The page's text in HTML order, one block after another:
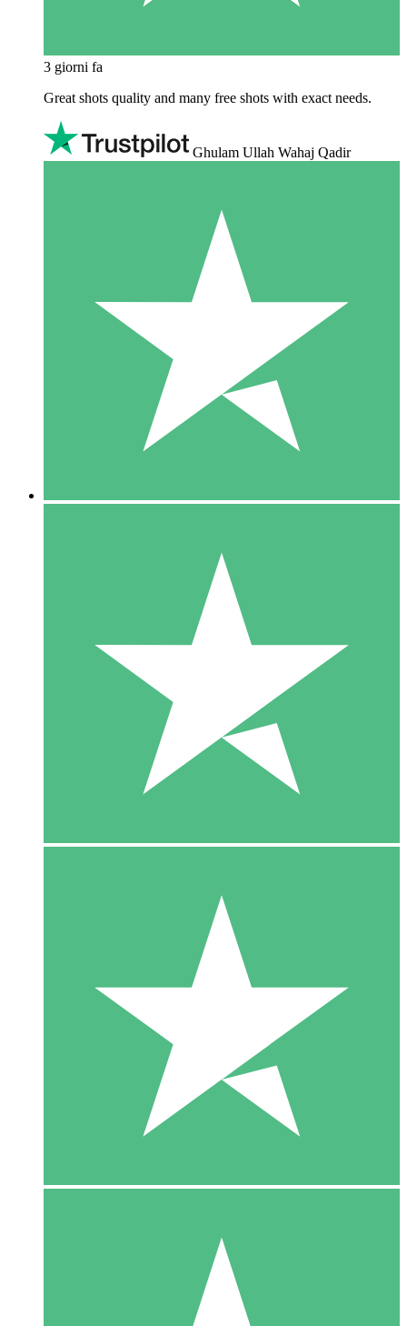
3 giorni fa
Great shots quality and many free shots with exact needs.
Ghulam Ullah Wahaj Qadir